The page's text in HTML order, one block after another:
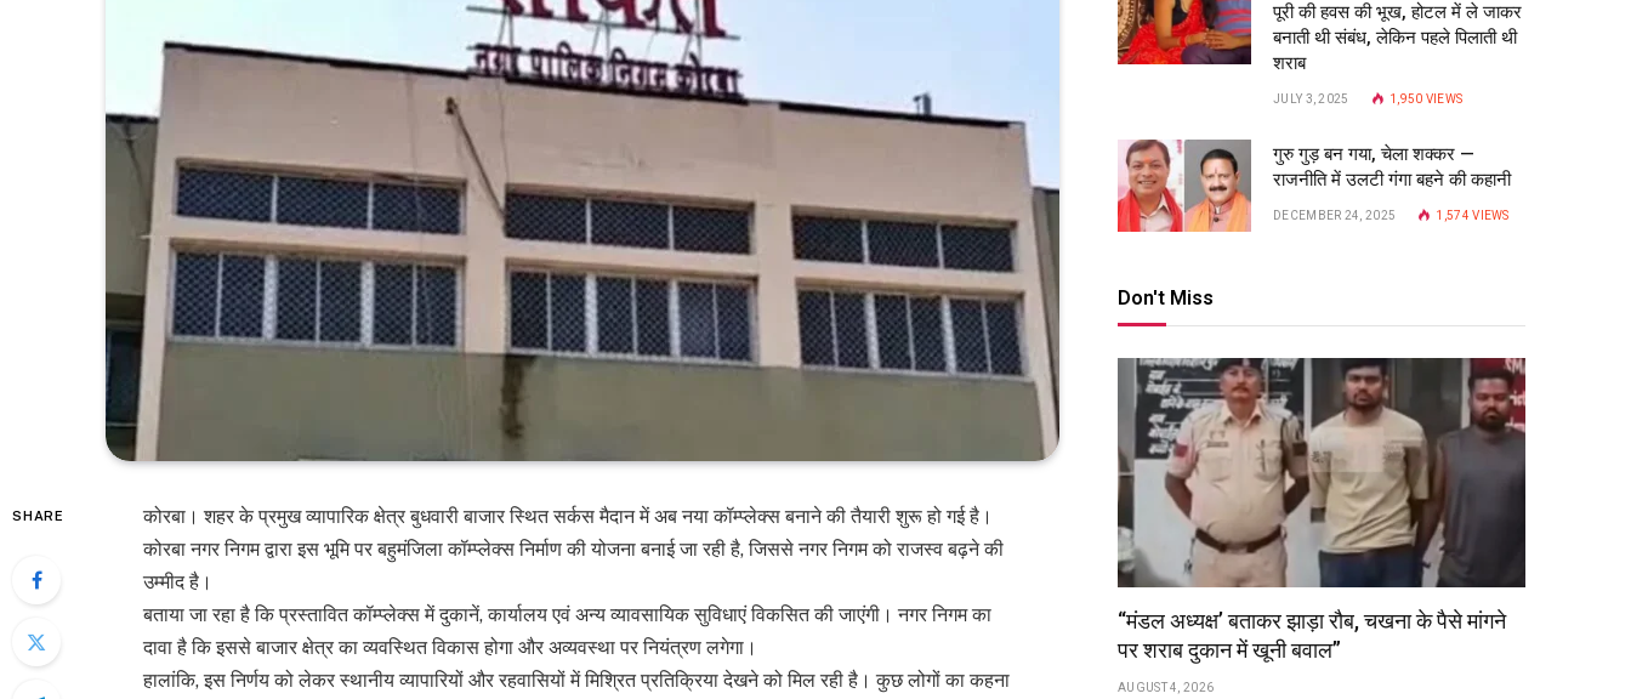
SHARE
कोरबा। शहर के प्रमुख व्यापारिक क्षेत्र बुधवारी बाजार स्थित सर्कस मैदान में अब नया कॉम्प्लेक्स बनाने की तैयारी शुरू हो गई है।
कोरबा नगर निगम द्वारा इस भूमि पर बहुमंजिला कॉम्प्लेक्स निर्माण की योजना बनाई जा रही है, जिससे नगर निगम को राजस्व बढ़ने की
उम्मीद है।
बताया जा रहा है कि प्रस्तावित कॉम्प्लेक्स में दुकानें, कार्यालय एवं अन्य व्यावसायिक सुविधाएं विकसित की जाएंगी। नगर निगम का
दावा है कि इससे बाजार क्षेत्र का व्यवस्थित विकास होगा और अव्यवस्था पर नियंत्रण लगेगा।
हालांकि, इस निर्णय को लेकर स्थानीय व्यापारियों और रहवासियों में मिश्रित प्रतिक्रिया देखने को मिल रही है। कुछ लोगों का कहना
पूरी की हवस की भूख, होटल में ले जाकर
बनाती थी संबंध, लेकिन पहले पिलाती थी
शराब
JULY 3, 2025 1,950 VIEWS
गुरु गुड़ बन गया, चेला शक्कर —
राजनीति में उलटी गंगा बहने की कहानी
DECEMBER 24, 2025 1,574VIEWS
Don't Miss
“मंडल अध्यक्ष’ बताकर झाड़ा रौब, चखना के पैसे मांगने
पर शराब दुकान में खूनी बवाल”
AUGUST 4, 2026